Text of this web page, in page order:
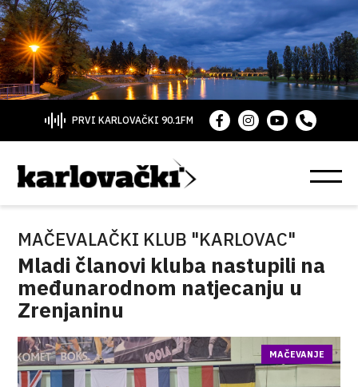
PRVI KARLOVAČKI 90.1FM
MAČEVALAČKI KLUB "KARLOVAC"
Mladi članovi kluba nastupili na
međunarodnom natjecanju u
Zrenjaninu
MAČEVANJE